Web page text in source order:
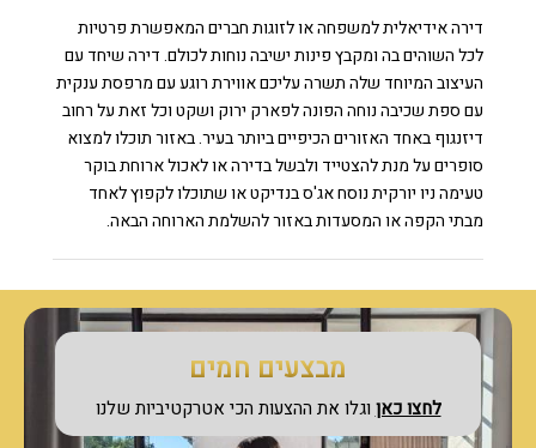
דירה אידיאלית למשפחה או לזוגות חברים המאפשרת פרטיות
לכל השוהים בה ומקבץ פינות ישיבה נוחות לכולם. דירה שיחד עם
העיצוב המיוחד שלה תשרה עליכם אווירת רוגע עם מרפסת ענקית
עם ספת שכיבה נוחה הפונה לפארק ירוק ושקט וכל זאת על רחוב
דיזנגוף באחד האזורים הכיפיים ביותר בעיר. באזור תוכלו למצוא
סופרים על מנת להצטייד ולבשל בדירה או לאכול ארוחת בוקר
טעימה ניו יורקית נוסח אג'ס בנדיקט או שתוכלו לקפוץ לאחד
מבתי הקפה או המסעדות באזור להשלמת הארוחה הבאה.
מבצעים חמים
לחצו כאן וגלו את ההצעות הכי אטרקטיביות שלנו